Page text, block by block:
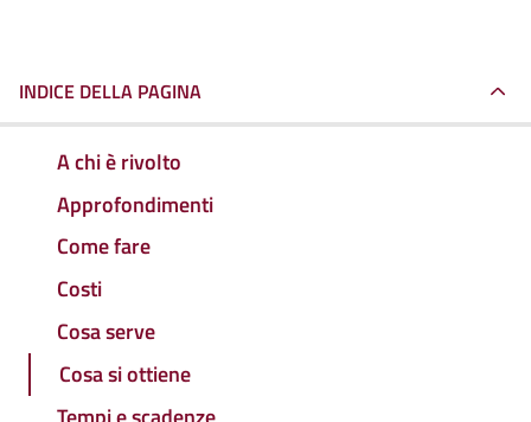
INDICE DELLA PAGINA
A chi è rivolto
Approfondimenti
Come fare
Costi
Cosa serve
Cosa si ottiene